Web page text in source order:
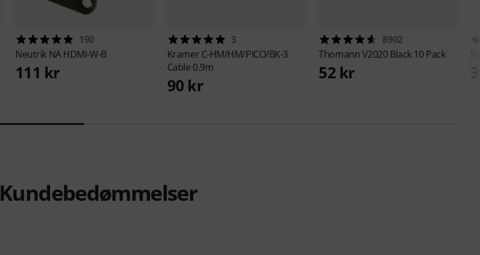
190
Neutrik NA HDMI-W-B
111 kr
3
Kramer C-HM/HM/PICO/BK-3
Cable 0.9m
90 kr
8902
ThomannV2020 Black 10 Pack
52 kr
Kundebedømmelser